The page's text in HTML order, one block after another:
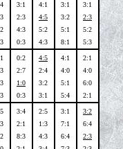
3:1
2:3
4:3
0:3
4:1
4:5
5:2
4:3
3:1
3:2
5:1
8:1
3:1
2:3
5:2
5:3
0:2
2:7
1:0
0:3
4:5
2:4
3:2
3:1
4:1
4:0
5:1
5:4
2:1
4:0
6:0
2:1
3:4
2:1
8:3
2:5
1:3
4:3
3:1
7:1
6:4
3:2
6:4
2:3